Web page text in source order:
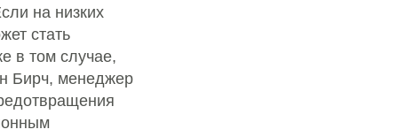
на низких
стать
в том случае,
Бирч, менеджер